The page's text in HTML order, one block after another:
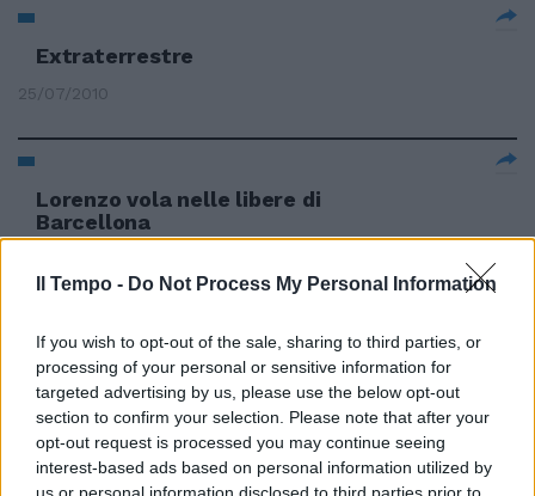
Il Tempo - Do Not Process My Personal Information
If you wish to opt-out of the sale, sharing to third parties, or
processing of your personal or sensitive information for
targeted advertising by us, please use the below opt-out
section to confirm your selection. Please note that after your
opt-out request is processed you may continue seeing
interest-based ads based on personal information utilized by
Extraterrestre
25/07/2010
Lorenzo vola nelle libere di
Barcellona
Nelle libere Lorenzo è il migliore
27/06/2010